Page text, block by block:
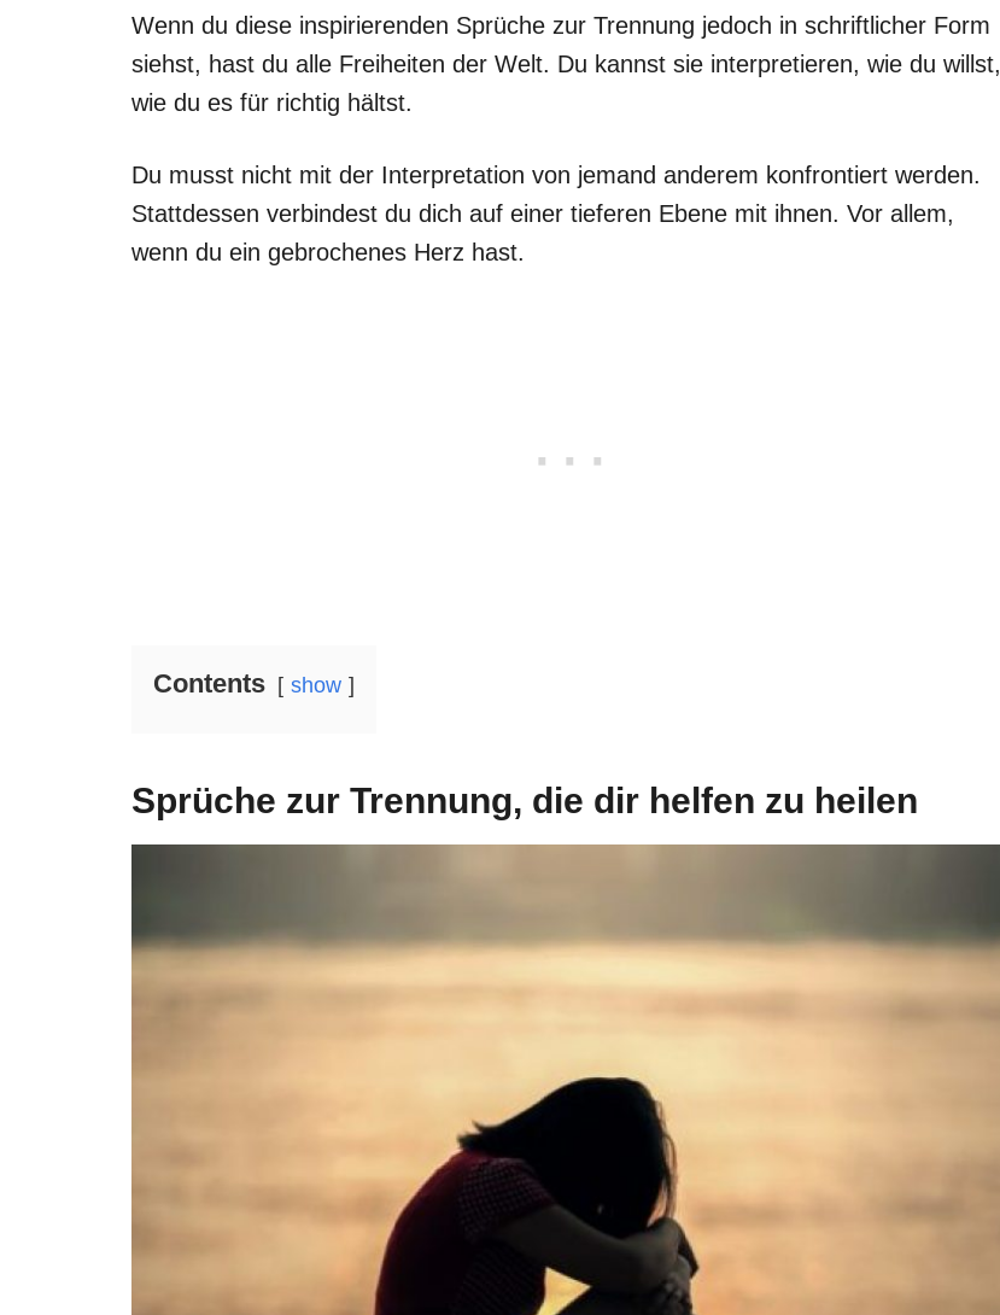
Wenn du diese inspirierenden Sprüche zur Trennung jedoch in schriftlicher Form
siehst, hast du alle Freiheiten der Welt. Du kannst sie interpretieren, wie du willst,
wie du es für richtig hältst.
Du musst nicht mit der Interpretation von jemand anderem konfrontiert werden.
Stattdessen verbindest du dich auf einer tieferen Ebene mit ihnen. Vor allem,
wenn du ein gebrochenes Herz hast.
Contents show
Sprüche zur Trennung, die dir helfen zu heilen